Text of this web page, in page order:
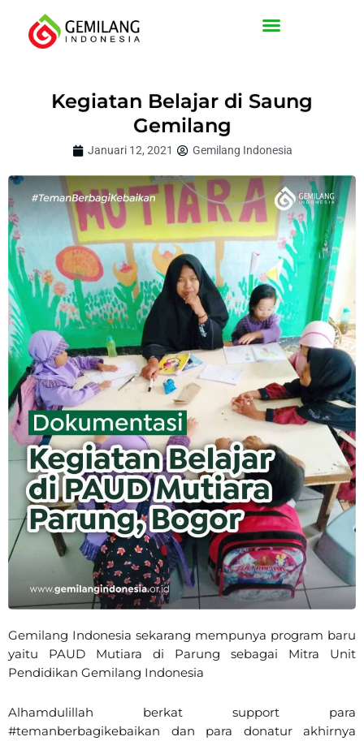
konten
Kegiatan Belajar di Saung
Gemilang
Januari 12, 2021 Gemilang Indonesia
Gemilang Indonesia sekarang mempunya program baru
yaitu PAUD Mutiara di Parung sebagai Mitra Unit
Pendidikan Gemilang Indonesia
Alhamdulillah berkat support para
#temanberbagikebaikan dan para donatur akhirnya